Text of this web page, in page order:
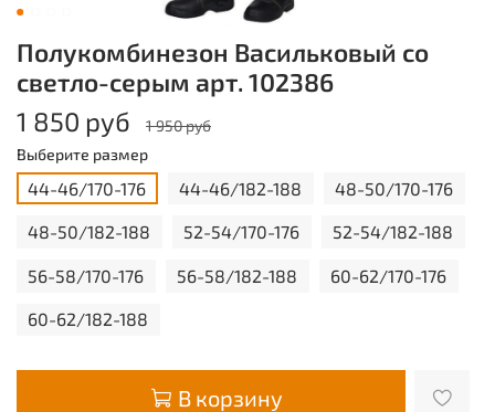
Полукомбинезон Васильковый со
светло-серым арт. 102386
1 850 руб
1 950 руб
Выберите размер
44-46/170-176 44-46/182-188 48-50/170-176
48-50/182-188 52-54/170-176 52-54/182-188
56-58/170-176 56-58/182-188 60-62/170-176
60-62/182-188
В корзину